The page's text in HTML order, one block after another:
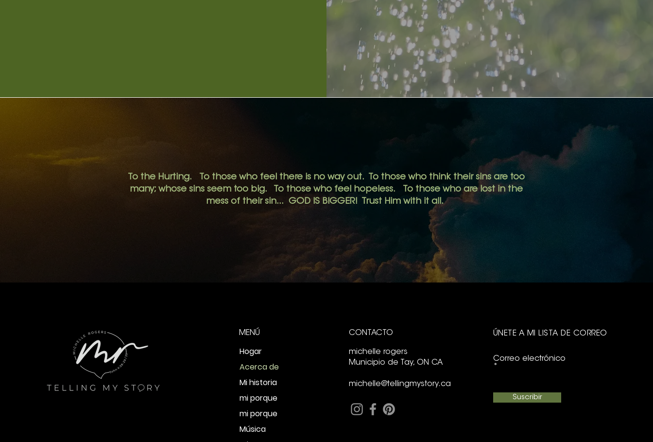
To the Hurting. To those who feel there is no way out.
To those who think their sins are too
many; whose sins seem too big.
To those who feel hopeless. To those who are lost in the
mess of their sin... GOD IS BIGGER! Trust Him with it all.
MENÚ
Hogar
Acerca de
Mi historia
mi porque
mi porque
Música
CONTACTO
michelle rogers
Municipio de Tay, ON CA
michelle@tellingmystory.ca
ÚNETE A MI LISTA DE CORREO
Correo electrónico
Suscribir